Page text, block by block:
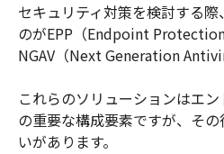
セキュリティ対策を検討する際
のがEPP（Endpoint
NGAV（Next Generation
これらのソリューションはエ
の重要な構成要素ですが、そ
いがあります。